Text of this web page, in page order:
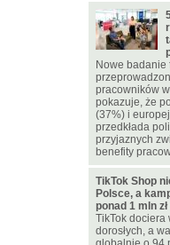
Nowe badanie
pracowników
pokazuje, że
(37%) i
przedkłada
przyjaznych
benefity
TikTok Shop
Polsce, a
ponad 1 mln
TikTok dociera
dorosłych, a